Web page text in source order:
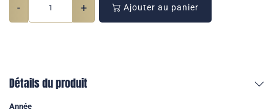
- + Ajouter au panier
Détails du produit
Année